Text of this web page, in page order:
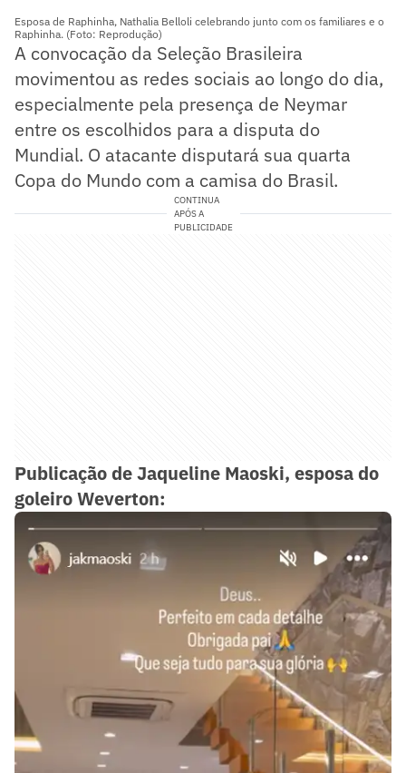
Esposa de Raphinha, Nathalia Belloli celebrando junto com os familiares e o
Raphinha. (Foto: Reprodução)
A convocação da Seleção Brasileira
movimentou as redes sociais ao longo do dia,
especialmente pela presença de Neymar
entre os escolhidos para a disputa do
Mundial. O atacante disputará sua quarta
Copa do Mundo com a camisa do Brasil.
CONTINUA
APÓS A
PUBLICIDADE
Publicação de Jaqueline Maoski, esposa do
goleiro Weverton: